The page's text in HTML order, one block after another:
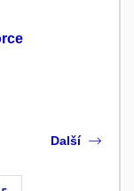
Další